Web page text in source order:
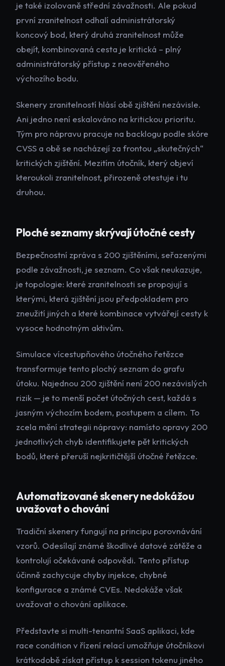
je také izolovaně střední závažnosti. Ale pokud
první zranitelnost odhalí administrátorský
koncový bod, který druhá zranitelnost může
obejít, kombinovaná cesta je kritická – plný
administrátorský přístup z neověřeného
výchozího bodu.
Skenery zranitelností hlásí obě zjištění nezávisle.
Ani jedno není eskalováno na kritickou prioritu.
Tým pro nápravu pracuje na backlogu podle skóre
CVSS a obě se nacházejí za frontou „skutečných“
kritických zjištění. Mezitím útočník, který objeví
kteroukoli zranitelnost, přirozeně otestuje i tu
druhou.
Ploché seznamy skrývají útočné cesty
Bezpečnostní zpráva s 200 zjištěními, seřazenými
podle závažnosti, je seznam. Co však neukazuje,
je topologie: které zranitelnosti se propojují s
kterými, která zjištění jsou předpokladem pro
zneužití jiných a které kombinace vytvářejí cesty k
vysoce hodnotným aktivům.
Simulace vícestupňového útočného řetězce
transformuje tento plochý seznam do grafu
útoku. Najednou 200 zjištění není 200 nezávislých
rizik — je to menší počet útočných cest, každá s
jasným výchozím bodem, postupem a cílem. To
zcela mění strategii nápravy: namísto opravy 200
jednotlivých chyb identifikujete pět kritických
bodů, které přeruší nejkritičtější útočné řetězce.
Automatizované skenery nedokážou
uvažovat o chování
Tradiční skenery fungují na principu porovnávání
vzorů. Odesílají známé škodlivé datové zátěže a
kontrolují očekávané odpovědi. Tento přístup
účinně zachycuje chyby injekce, chybné
konfigurace a známé CVEs. Nedokáže však
uvažovat o chování aplikace.
Představte si multi-tenantní SaaS aplikaci, kde
race condition v řízení relací umožňuje útočníkovi
krátkodobě získat přístup k session tokenu jiného